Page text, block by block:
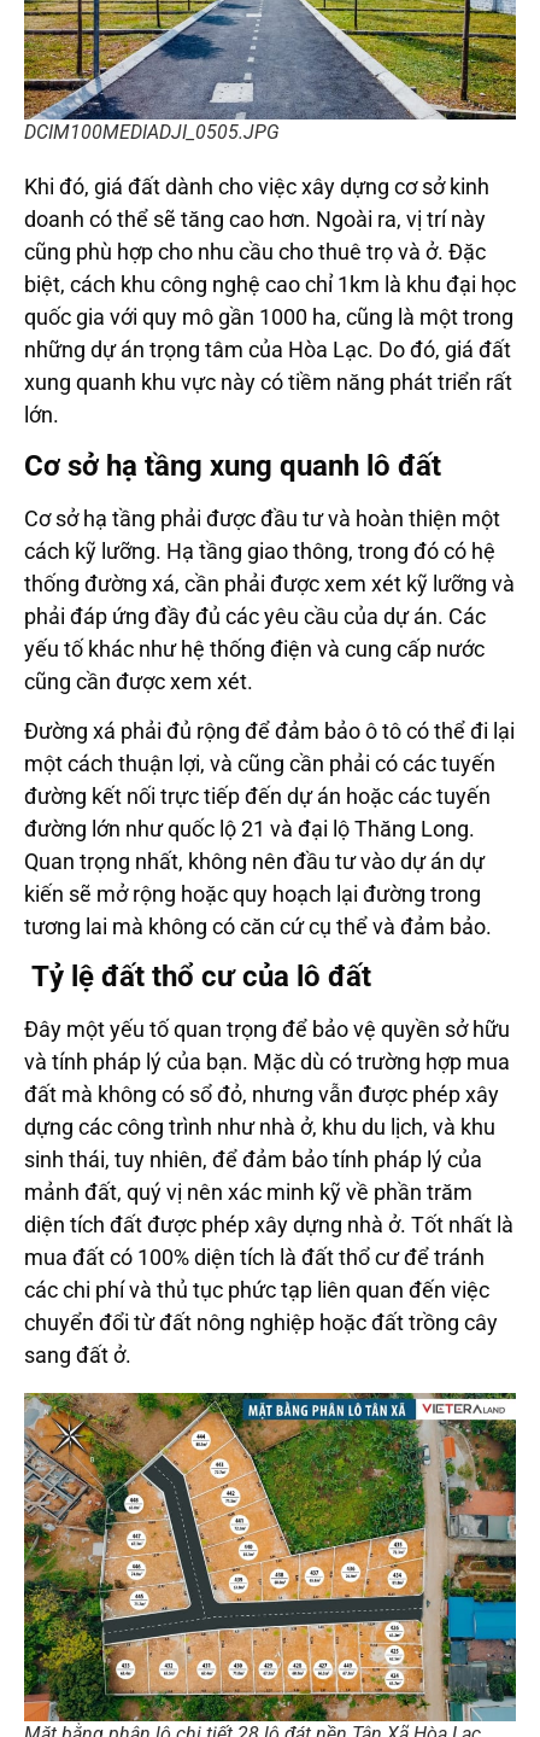
DCIM100MEDIADJI_0505.JPG
Khi đó, giá đất dành cho việc xây dựng cơ sở kinh
doanh có thể sẽ tăng cao hơn. Ngoài ra, vị trí này
cũng phù hợp cho nhu cầu cho thuê trọ và ở. Đặc
biệt, cách khu công nghệ cao chỉ 1km là khu đại học
quốc gia với quy mô gần 1000 ha, cũng là một trong
những dự án trọng tâm của Hòa Lạc. Do đó, giá đất
xung quanh khu vực này có tiềm năng phát triển rất
lớn.
Cơ sở hạ tầng xung quanh lô đất
Cơ sở hạ tầng phải được đầu tư và hoàn thiện một
cách kỹ lưỡng. Hạ tầng giao thông, trong đó có hệ
thống đường xá, cần phải được xem xét kỹ lưỡng và
phải đáp ứng đầy đủ các yêu cầu của dự án. Các
yếu tố khác như hệ thống điện và cung cấp nước
cũng cần được xem xét.
Đường xá phải đủ rộng để đảm bảo ô tô có thể đi lại
một cách thuận lợi, và cũng cần phải có các tuyến
đường kết nối trực tiếp đến dự án hoặc các tuyến
đường lớn như quốc lộ 21 và đại lộ Thăng Long.
Quan trọng nhất, không nên đầu tư vào dự án dự
kiến sẽ mở rộng hoặc quy hoạch lại đường trong
tương lai mà không có căn cứ cụ thể và đảm bảo.
Tỷ lệ đất thổ cư của lô đất
Đây một yếu tố quan trọng để bảo vệ quyền sở hữu
và tính pháp lý của bạn. Mặc dù có trường hợp mua
đất mà không có sổ đỏ, nhưng vẫn được phép xây
dựng các công trình như nhà ở, khu du lịch, và khu
sinh thái, tuy nhiên, để đảm bảo tính pháp lý của
mảnh đất, quý vị nên xác minh kỹ về phần trăm
diện tích đất được phép xây dựng nhà ở. Tốt nhất là
mua đất có 100% diện tích là đất thổ cư để tránh
các chi phí và thủ tục phức tạp liên quan đến việc
chuyển đổi từ đất nông nghiệp hoặc đất trồng cây
sang đất ở.